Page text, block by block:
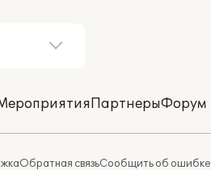
ПартнерыФорум
Обратная связьСообщить об ошибке